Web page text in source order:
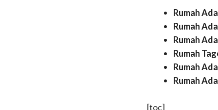
Rumah
Rumah
Rumah
Rumah
Rumah
Rumah
[toc]